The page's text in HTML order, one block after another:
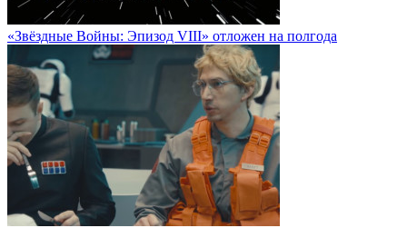
«Звёздные Войны: Эпизод VIII» отложен на полгода